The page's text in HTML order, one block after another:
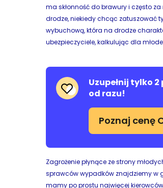
ma skłonność do brawury i często
drodze, niekiedy chcąc zatuszować
wybuchową, która na drodze
ubezpieczyciele, kalkulując dla
Uzupełnij tylko
od razu!
Poznaj cenę
Zagrożenie płynące ze strony
sprawców wypadków znajdziemy w
mamy po prostu najwięcej